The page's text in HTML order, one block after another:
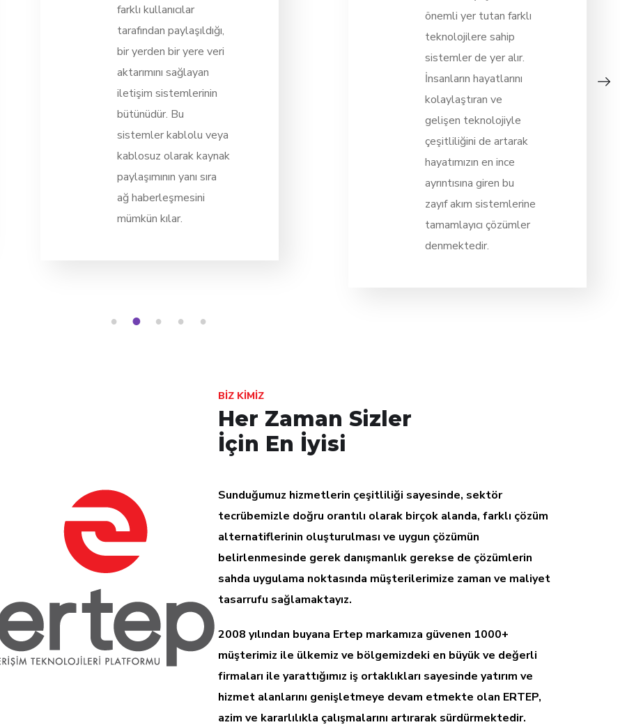
farklı kullanıcılar
tarafından paylaşıldığı,
bir yerden bir yere veri
aktarımını sağlayan
iletişim sistemlerinin
bütünüdür. Bu
sistemler kablolu veya
kablosuz olarak kaynak
paylaşımının yanı sıra
ağ haberleşmesini
mümkün kılar.
önemli yer tutan farklı
teknolojilere sahip
sistemler de yer alır.
İnsanların hayatlarını
kolaylaştıran ve
gelişen teknolojiyle
çeşitliliğini de artarak
hayatımızın en ince
ayrıntısına giren bu
zayıf akım sistemlerine
tamamlayıcı çözümler
denmektedir.
1 2 3 4 5
BIZ KIMIZ
Her Zaman Sizler
İçin En İyisi
Sunduğumuz hizmetlerin çeşitliliği sayesinde, sektör
tecrübemizle doğru orantılı olarak birçok alanda, farklı çözüm
alternatiflerinin oluşturulması ve uygun çözümün
belirlenmesinde gerek danışmanlık gerekse de çözümlerin
sahda uygulama noktasında müşterilerimize zaman ve maliyet
tasarrufu sağlamaktayız.
2008 yılından buyana Ertep markamıza güvenen 1000+
müşterimiz ile ülkemiz ve bölgemizdeki en büyük ve değerli
firmaları ile yarattığımız iş ortaklıkları sayesinde yatırım ve
hizmet alanlarını genişletmeye devam etmekte olan ERTEP,
azim ve kararlılıkla çalışmalarını artırarak sürdürmektedir.